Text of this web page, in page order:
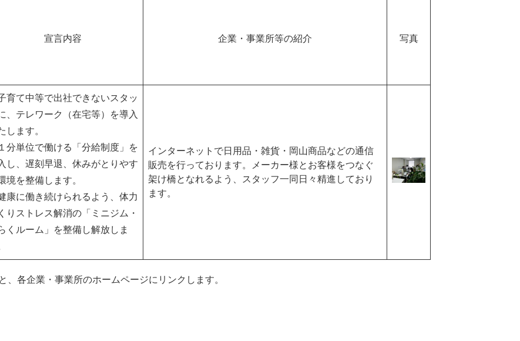
宣言内容 企業・事業所等の紹介 写真
育て中等で出社できないスタッ
、テレワーク（在宅等）を導入
します。
分単位で働ける「分給制度」を
し、遅刻早退、休みがとりやす
境を整備します。
康に働き続けられるよう、体力
りストレス解消の「ミニジム・
くルーム」を整備し解放しま
インターネットで日用品・雑貨・岡山商品などの通信
販売を行っております。メーカー様とお客様をつなぐ
架け橋となれるよう、スタッフ一同日々精進しており
ます。
各企業・事業所のホームページにリンクします。